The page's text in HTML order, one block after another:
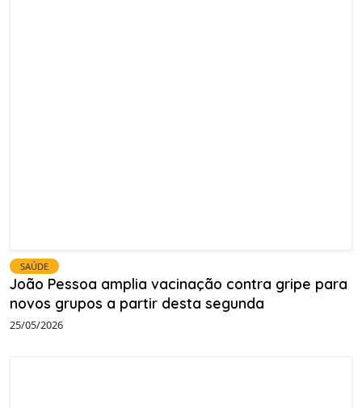
SAÚDE
João Pessoa amplia vacinação contra gripe para
novos grupos a partir desta segunda
25/05/2026